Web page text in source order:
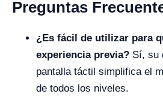
Preguntas
¿Es fácil de utilizar para
experiencia previa? Sí, su
pantalla táctil simplifica el
de todos los niveles.